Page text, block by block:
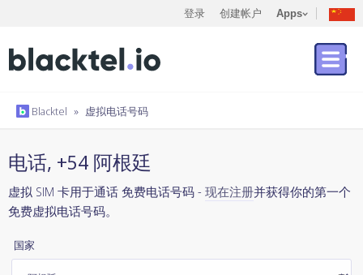
登录 创建帐户 Apps
Blacktel » 虚拟电话号码
电话, +54 阿根廷
虚拟 SIM 卡用于通话 免费电话号码 - 现在注册并获得你的第一个
免费虚拟电话号码。
国家